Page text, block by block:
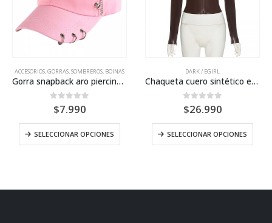
opciones se pueden elegir en la página de producto
ACCESORIOS,GORRAS, SOMBREROS, BOINAS
Gorra snapback aro piercing cadena
0out of 5
$7.990
SELECCIONAR OPCIONES
Este producto tiene múltiples variantes. Las opciones se pueden elegir en la página de producto
Este producto tiene múltiples variantes. Las opciones se pueden elegir en la página de producto
DARK / EGIRL
Chaqueta cuero sintético entallada fina
0out of 5
$26.990
SELECCIONAR OPCIONES
Este producto tiene múltiples variantes. Las